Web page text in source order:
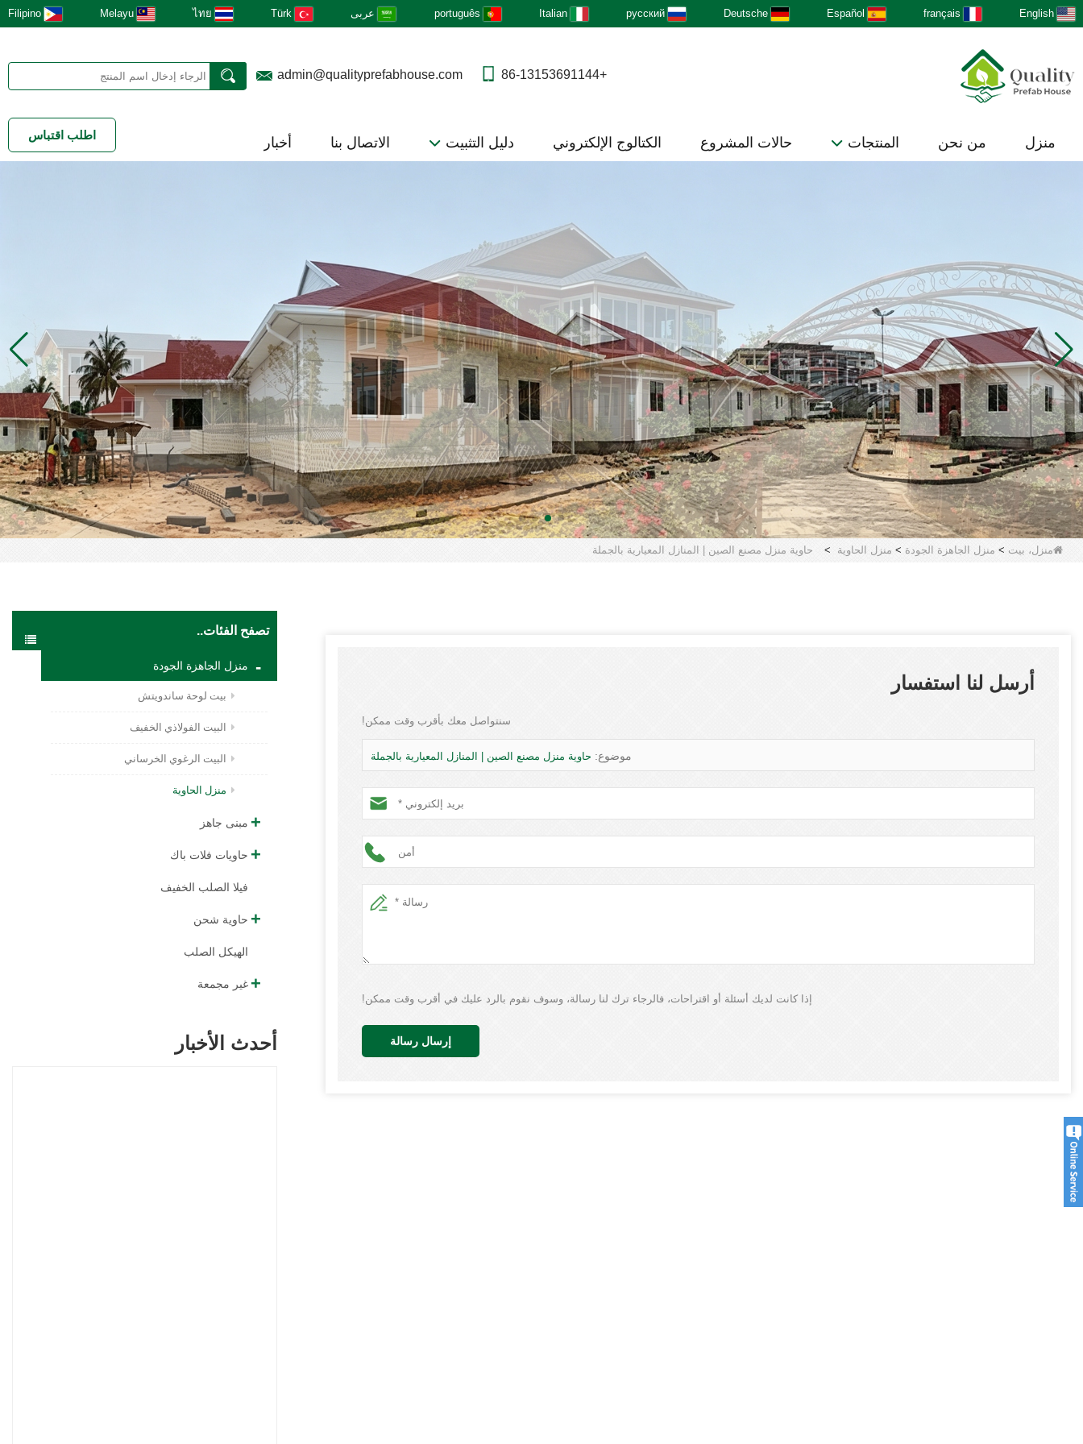
English
français
Español
Deutsche
русский
Italian
português عربى Türk
ไทย
Melayu
Filipino
+86-13153691144
admin@qualityprefabhouse.com
منزل من نحن المنتجات حالات المشروع الكتالوج الإلكتروني دليل التثبيت الاتصال بنا أخبار اطلب اقتباس
منزل، بيت > منزل الجاهزة الجودة > منزل الحاوية > حاوية منزل مصنع الصين | المنازل المعيارية بالجملة
تصفح الفئات..
منزل الجاهزة الجودة
بيت لوحة ساندويتش
البيت الفولاذي الخفيف
البيت الرغوي الخرساني
منزل الحاوية
مبنى جاهز
حاويات فلات باك
فيلا الصلب الخفيف
حاوية شحن
الهيكل الصلب
غير مجمعة
أحدث الأخبار
أرسل لنا استفسار
سنتواصل معك بأقرب وقت ممكن!
موضوع: حاوية منزل مصنع الصين | المنازل المعيارية بالجملة
إذا كانت لديك أسئلة أو اقتراحات، فالرجاء ترك لنا رسالة، وسوف نقوم بالرد عليك في أقرب وقت ممكن!
إرسال رسالة